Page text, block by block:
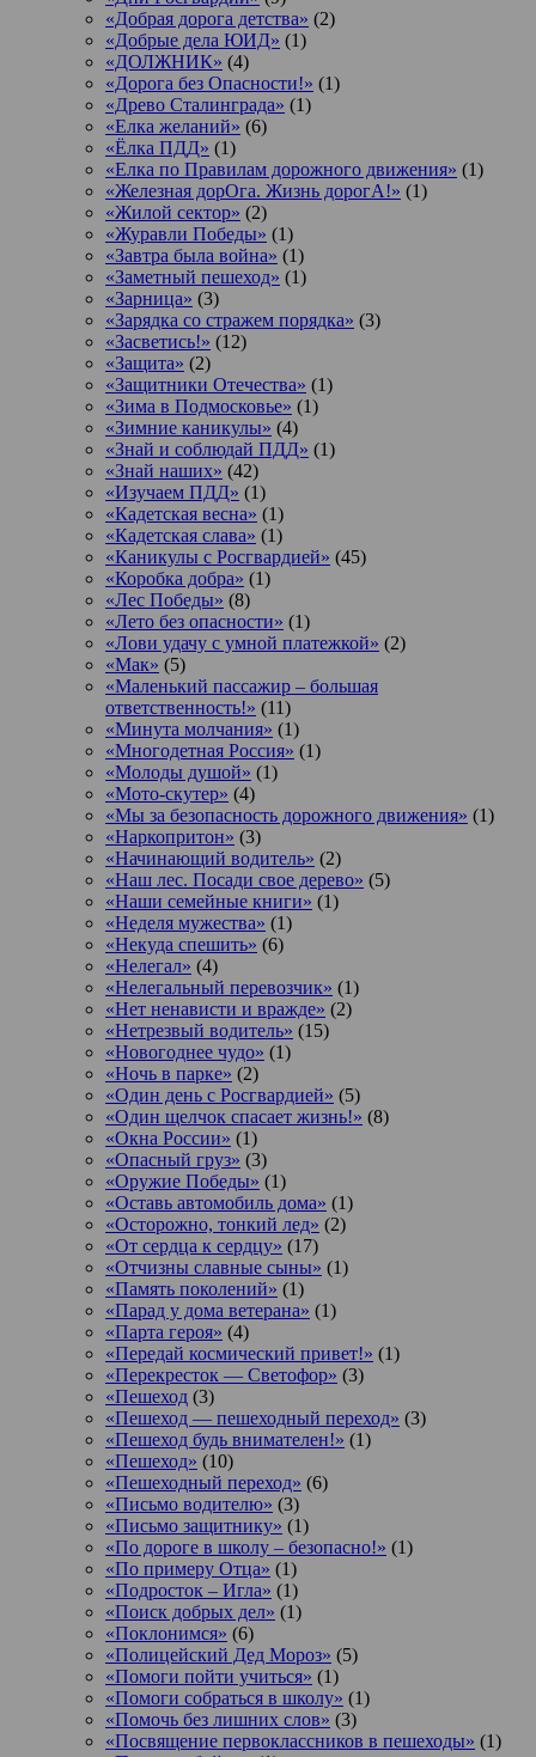
«Добрая дорога детства» (2)
«Добрые дела ЮИД» (1)
«ДОЛЖНИК» (4)
«Дорога без Опасности!» (1)
«Древо Сталинграда» (1)
«Елка желаний» (6)
«Ёлка ПДД» (1)
«Елка по Правилам дорожного движения» (1)
«Железная дорОга. Жизнь дорогА!» (1)
«Жилой сектор» (2)
«Журавли Победы» (1)
«Завтра была война» (1)
«Заметный пешеход» (1)
«Зарница» (3)
«Зарядка со стражем порядка» (3)
«Засветись!» (12)
«Защита» (2)
«Защитники Отечества» (1)
«Зима в Подмосковье» (1)
«Зимние каникулы» (4)
«Знай и соблюдай ПДД» (1)
«Знай наших» (42)
«Изучаем ПДД» (1)
«Кадетская весна» (1)
«Кадетская слава» (1)
«Каникулы с Росгвардией» (45)
«Коробка добра» (1)
«Лес Победы» (8)
«Лето без опасности» (1)
«Лови удачу с умной платежкой» (2)
«Мак» (5)
«Маленький пассажир – большая
ответственность!» (11)
«Минута молчания» (1)
«Многодетная Россия» (1)
«Молоды душой» (1)
«Мото-скутер» (4)
«Мы за безопасность дорожного движения» (1)
«Наркопритон» (3)
«Начинающий водитель» (2)
«Наш лес. Посади свое дерево» (5)
«Наши семейные книги» (1)
«Неделя мужества» (1)
«Некуда спешить» (6)
«Нелегал» (4)
«Нелегальный перевозчик» (1)
«Нет ненависти и вражде» (2)
«Нетрезвый водитель» (15)
«Новогоднее чудо» (1)
«Ночь в парке» (2)
«Один день с Росгвардией» (5)
«Один щелчок спасает жизнь!» (8)
«Окна России» (1)
«Опасный груз» (3)
«Оружие Победы» (1)
«Оставь автомобиль дома» (1)
«Осторожно, тонкий лед» (2)
«От сердца к сердцу» (17)
«Отчизны славные сыны» (1)
«Память поколений» (1)
«Парад у дома ветерана» (1)
«Парта героя» (4)
«Передай космический привет!» (1)
«Перекресток — Светофор» (3)
«Пешеход (3)
«Пешеход — пешеходный переход» (3)
«Пешеход будь внимателен!» (1)
«Пешеход» (10)
«Пешеходный переход» (6)
«Письмо водителю» (3)
«Письмо защитнику» (1)
«По дороге в школу – безопасно!» (1)
«По примеру Отца» (1)
«Подросток ‒ Игла» (1)
«Поиск добрых дел» (1)
«Поклонимся» (6)
«Полицейский Дед Мороз» (5)
«Помоги пойти учиться» (1)
«Помоги собраться в школу» (1)
«Помочь без лишних слов» (3)
«Посвящение первоклассников в пешеходы» (1)